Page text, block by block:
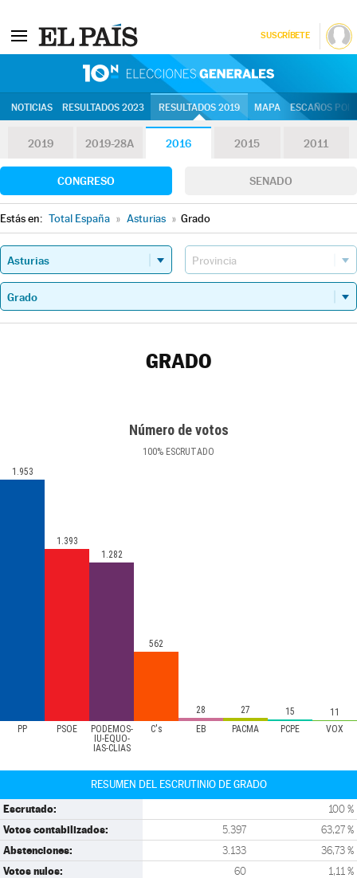
SUSCRÍBETE
NOTICIAS RESULTADOS 2023 RESULTADOS 2019 MAPA ESCAÑOS
2019 2019-28A 2016 2015 2011
CONGRESO SENADO
Estás en: Total España » Asturias » Grado
GRADO
Número de votos
100% ESCRUTADO
PP PSOE
PODEMOS-
IU-EQUO-
IAS-CLIAS
C's EB PACMA PCPE VOX
1.953
1.393
1.282
562
28 27 15 11
RESUMEN DEL ESCRUTINIO DE GRADO
Escrutado: 100 %
Votos contabilizados: 5.397 63,27 %
Abstenciones: 3.133 36,73 %
Votos nulos: 60 1,11 %